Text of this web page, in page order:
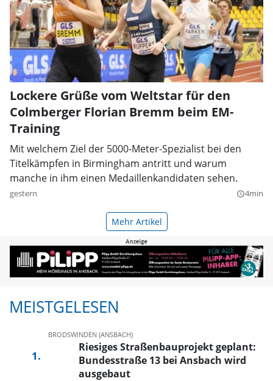
Lockere Grüße vom Weltstar für den
Colmberger Florian Bremm beim EM-
Training
Mit welchem Ziel der 5000-Meter-Spezialist bei den
Titelkämpfen in Birmingham antritt und warum
manche in ihm einen Medaillenkandidaten sehen.
gestern query_builder4min
Mehr Artikel
MEISTGELESEN
BRODSWINDEN (ANSBACH)
Riesiges Straßenbauprojekt geplant:
Bundesstraße 13 bei Ansbach wird
ausgebaut